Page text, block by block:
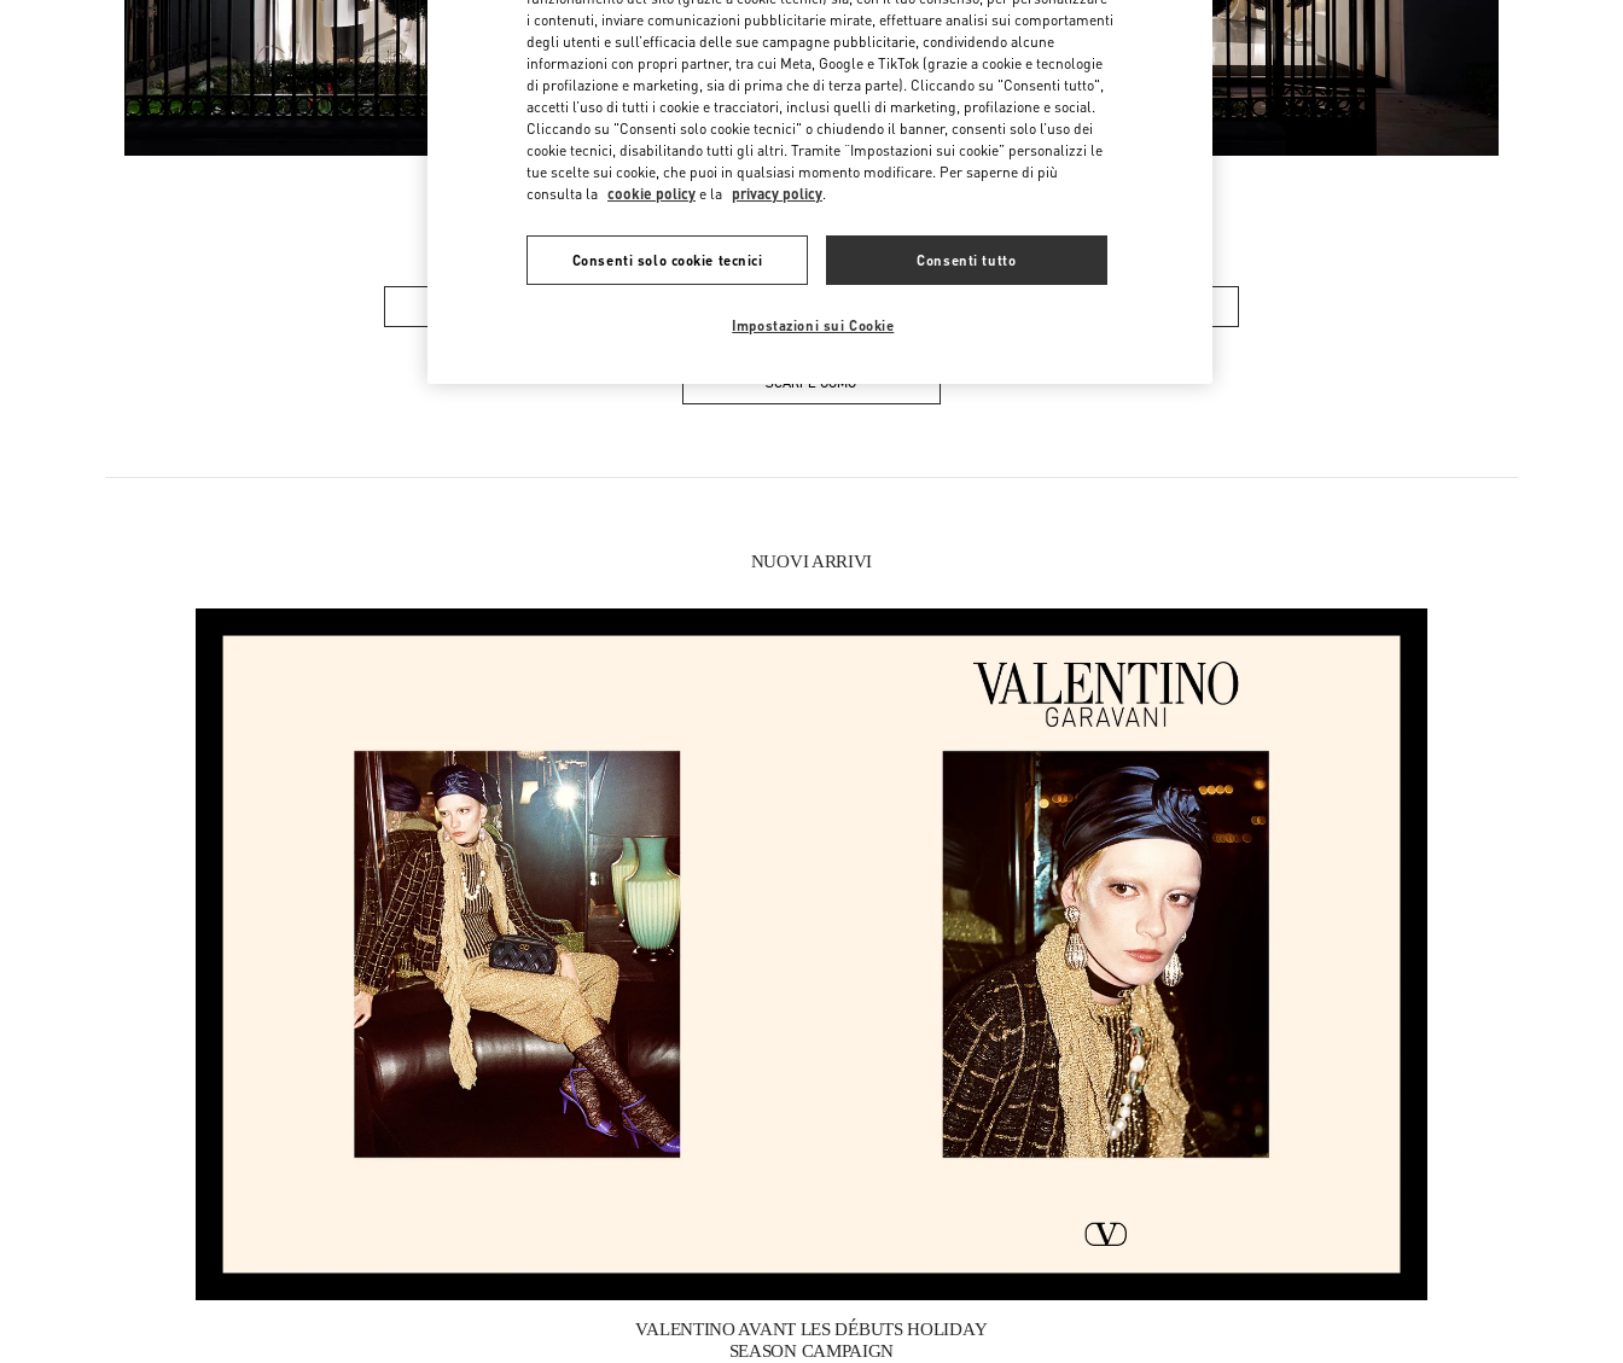
Sabato 11:00 AM- 8:00 PM
IN QUESTA BOUTIQUE PUOI TROVARE
SCARPE UOMO
NUOVI ARRIVI
Link Opens in New Tab
VALENTINO AVANT LES DÉBUTS HOLIDAY
SEASON CAMPAIGN
i contenuti, inviare comunicazioni pubblicitarie mirate, effettuare analisi sui comportamenti
degli utenti e sull’efficacia delle sue campagne pubblicitarie, condividendo alcune
informazioni con propri partner, tra cui Meta, Google e TikTok (grazie a cookie e tecnologie
di profilazione e marketing, sia di prima che di terza parte). Cliccando su "Consenti tutto",
accetti l’uso di tutti i cookie e tracciatori, inclusi quelli di marketing, profilazione e social.
Cliccando su "Consenti solo cookie tecnici" o chiudendo il banner, consenti solo l’uso dei
cookie tecnici, disabilitando tutti gli altri. Tramite “Impostazioni sui cookie” personalizzi le
tue scelte sui cookie, che puoi in qualsiasi momento modificare. Per saperne di più
consulta la cookie policy e la privacy policy.
Consenti solo cookie tecnici Consenti tutto
Impostazioni sui Cookie